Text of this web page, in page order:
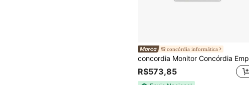
concórdia informática
R$573,85